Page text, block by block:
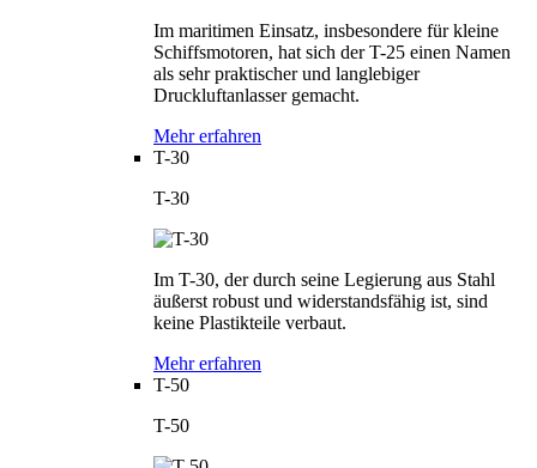
Im maritimen Einsatz, insbesondere für kleine
Schiffsmotoren, hat sich der T-25 einen Namen
als sehr praktischer und langlebiger
Druckluftanlasser gemacht.
Mehr erfahren
T-30
T-30
Im T-30, der durch seine Legierung aus Stahl
äußerst robust und widerstandsfähig ist, sind
keine Plastikteile verbaut.
Mehr erfahren
T-50
T-50